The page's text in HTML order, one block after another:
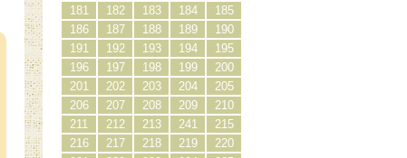
181
182 183 184
185
186
187 188 189
190
191
192 193 194
195
196
197 198 199
200
201
202 203 204
205
206
207 208 209
210
211
212 213 241
215
216
217 218 219
220